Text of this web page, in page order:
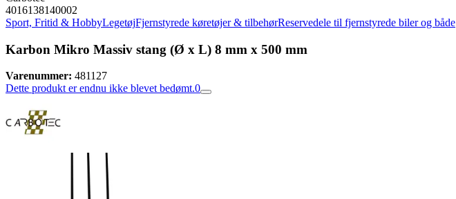
4016138140002
Sport, Fritid & HobbyLegetøjFjernstyrede køretøjer & tilbehørReservedele til fjernstyrede biler og både
Karbon Mikro Massiv stang (Ø x L) 8 mm x 500 mm
Varenummer: 481127
Dette produkt er endnu ikke blevet bedømt.0